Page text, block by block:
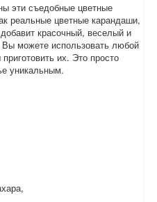
эти съедобные цветные
реальные цветные карандаши,
красочный, веселый и
можете использовать любой
их. Это просто
уникальным.